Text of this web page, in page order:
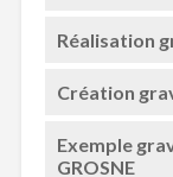
Réalisation
Création
Exemple
GROSNE